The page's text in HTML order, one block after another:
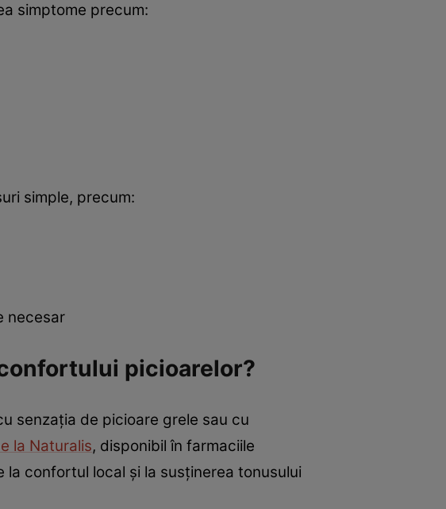
simptome precum:
simple, precum:
necesar
picioarelor?
senzația de picioare grele sau cu
la Naturalis, disponibil în farmaciile
confortul local și la susținerea tonusului